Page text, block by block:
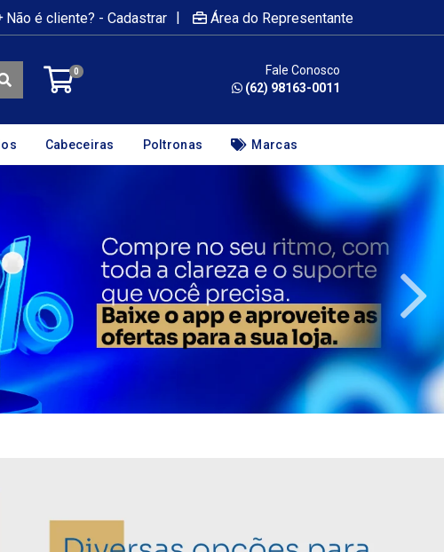
Não é cliente? - Cadastrar | Área do Representante
0
Fale Conosco
(62) 98163-0011
Cabeceiras Poltronas Marcas